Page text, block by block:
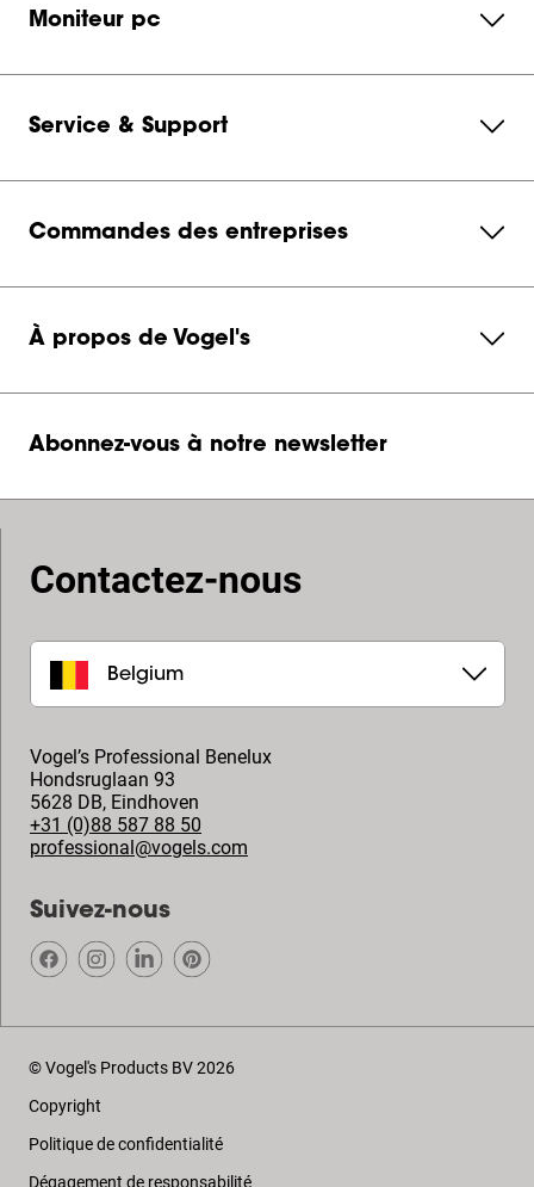
Moniteur pc
Service & Support
Commandes des entreprises
À propos de Vogel's
Abonnez-vous à notre newsletter
Contactez-nous
Belgium
Vogel’s Professional Benelux
Hondsruglaan 93
5628 DB, Eindhoven
+31 (0)88 587 88 50
professional@vogels.com
Suivez-nous
© Vogel's Products BV2026
Copyright
Politique de confidentialité
Dégagement de responsabilité